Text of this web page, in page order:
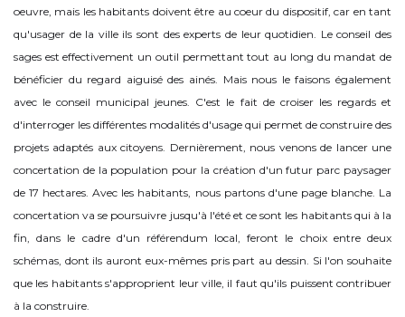
oeuvre, mais les habitants doivent être au coeur du dispositif, car en tant
qu'usager de la ville ils sont des experts de leur quotidien. Le conseil des
sages est effectivement un outil permettant tout au long du mandat de
bénéficier du regard aiguisé des ainés. Mais nous le faisons également
avec le conseil municipal jeunes. C'est le fait de croiser les regards et
d'interroger les différentes modalités d'usage qui permet de construire des
projets adaptés aux citoyens. Dernièrement, nous venons de lancer une
concertation de la population pour la création d'un futur parc paysager
de 17 hectares. Avec les habitants, nous partons d'une page blanche. La
concertation va se poursuivre jusqu'à l'été et ce sont les habitants qui à la
fin, dans le cadre d'un référendum local, feront le choix entre deux
schémas, dont ils auront eux-mêmes pris part au dessin. Si l'on souhaite
que les habitants s'approprient leur ville, il faut qu'ils puissent contribuer
à la construire.